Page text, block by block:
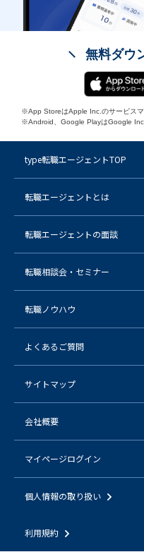
無料ダウ
※App StoreはApple Inc.のサービスマ
※Android、Google PlayはGoogle Inc.
type転職エージェントTOP
転職エージェントとは
転職エージェントの面談
転職相談会・セミナー
転職ノウハウ
よくあるご質問
サイトマップ
会社概要
マイページログイン
個人情報の取り扱い
利用規約